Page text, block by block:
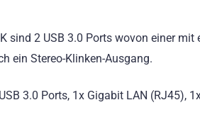
sind 2 USB 3.0 Ports wovon einer
ein Stereo-Klinken-Ausgang.
3.0 Ports, 1x Gigabit LAN (RJ45),